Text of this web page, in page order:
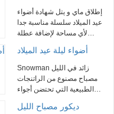
إطلاق ماي و يتل شهادة أضواء
عيد الميلاد سلسلة مناسبة جدا
لأي مساحة لإضافة عطلة
درجة [ روتور سد ] مناسبة لأنّ
مقبس تجويف مختلفة , يضمن
قوة ثابتة . سلسلة مصنوعة من
الراتنج الطبيعي ، بما في ذلك
أضواء الليل . مناسبة جدا لتجار
أضواء ليلة عيد الميلاد
Snowman زائد في الليل
مصباح مصنوع من الراتنجات
الطبيعية التي تحتضن أجواء
الروتاري مصباح الديكور هو
ديكور مصباح الليل